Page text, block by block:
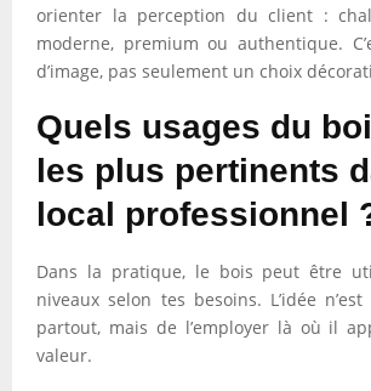
orienter la perception du client :
moderne, premium ou authentique.
d’image, pas seulement un choix
Quels usages du
les plus pertinents
local professionnel
Dans la pratique, le bois peut être
niveaux selon tes besoins. L’idée
partout, mais de l’employer là où il
valeur.